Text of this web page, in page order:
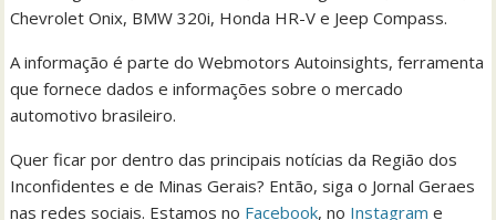
Chevrolet Onix, BMW 320i, Honda HR-V e Jeep Compass.
A informação é parte do Webmotors Autoinsights, ferramenta
que fornece dados e informações sobre o mercado
automotivo brasileiro.
Quer ficar por dentro das principais notícias da Região dos
Inconfidentes e de Minas Gerais? Então, siga o Jornal Geraes
nas redes sociais. Estamos no Facebook, no Instagram e